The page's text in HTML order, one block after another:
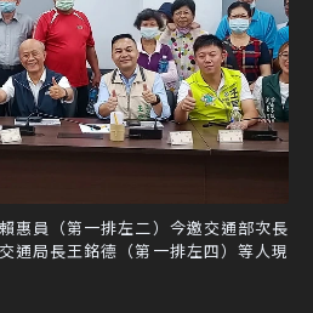
惠員（第一排左二）今邀交通部次長
通局長王銘德（第一排左四）等人現